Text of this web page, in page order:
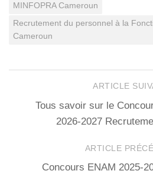
MINFOPRA Cameroun
Recrutement du personnel à la
Cameroun
ARTICLE
Tous savoir sur le
2026-2027
ARTICLE
Concours ENAM 2025-